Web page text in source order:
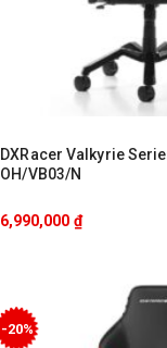
DXRacer Valkyrie
OH/VB03/N
6,990,000₫
-20%